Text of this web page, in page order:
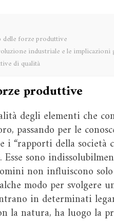
forze produttive
industriale e le
di qualità
produttive
degli elementi che
passando per le
i “rapporti della
. Esse sono
non influiscono
modo per svolgere
in determinati
la natura, ha luogo la